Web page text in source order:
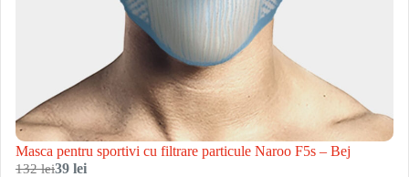
Masca pentru sportivi cu filtrare particule Naroo F5s – Bej
132 lei39 lei